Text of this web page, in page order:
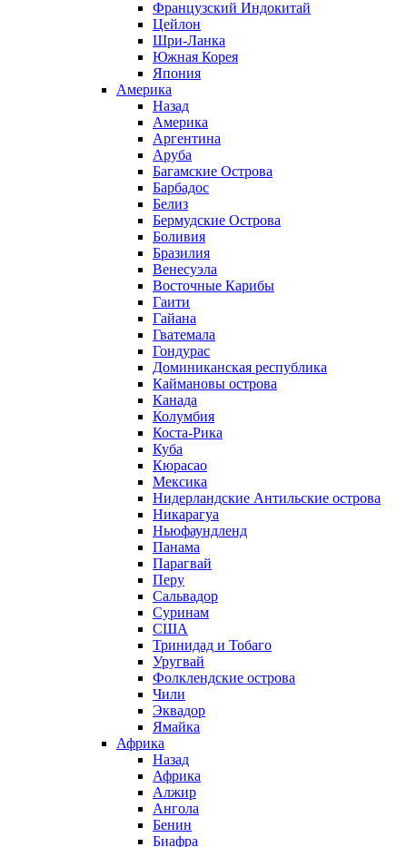
Французский Индокитай
Цейлон
Шри-Ланка
Южная Корея
Япония
Америка
Назад
Америка
Аргентина
Аруба
Багамские Острова
Барбадос
Белиз
Бермудские Острова
Боливия
Бразилия
Венесуэла
Восточные Карибы
Гаити
Гайана
Гватемала
Гондурас
Доминиканская республика
Каймановы острова
Канада
Колумбия
Коста-Рика
Куба
Кюрасао
Мексика
Нидерландские Антильские острова
Никарагуа
Ньюфаундленд
Панама
Парагвай
Перу
Сальвадор
Суринам
США
Тринидад и Тобаго
Уругвай
Фолклендские острова
Чили
Эквадор
Ямайка
Африка
Назад
Африка
Алжир
Ангола
Бенин
Биафра